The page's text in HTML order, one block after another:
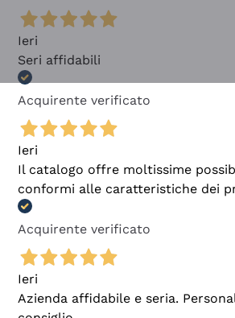
Ieri
Seri affidabili
Acquirente verificato
Ieri
Il catalogo offre moltissime
conformi alle caratteristiche dei
Acquirente verificato
Ieri
Azienda affidabile e seria.